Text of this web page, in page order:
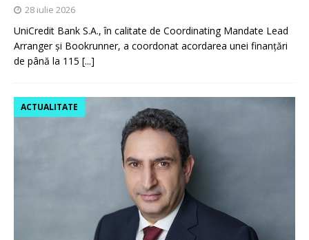
28 iulie 2026
UniCredit Bank S.A., în calitate de Coordinating Mandate Lead
Arranger și Bookrunner, a coordonat acordarea unei finanțări
de până la 115 [...]
ACTUALITATE